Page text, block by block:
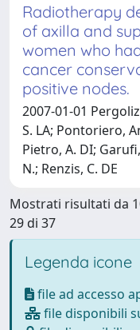
Radiotherapy
of axilla and
women who
cancer
positive nodes.
2007-01-01
S. LA; Pontoriero,
Pietro, A. DI;
N.; Renzis, C. DE
Mostrati risultati da
29 di 37
Legenda icone
file ad accesso
file disponibili